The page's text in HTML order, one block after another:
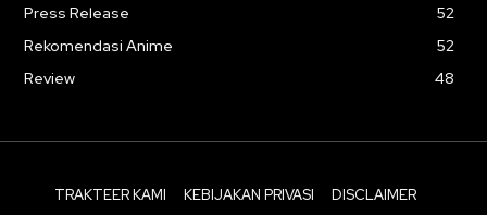
Press Release
52
Rekomendasi Anime
52
Review
48
TRAKTEER KAMI KEBIJAKAN PRIVASI DISCLAIMER